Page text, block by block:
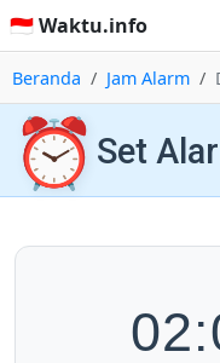
🇮🇩 Waktu.info
Beranda Jam Alarm
⏰ Set